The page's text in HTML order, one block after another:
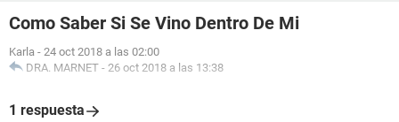
Como Saber Si Se Vino Dentro De Mi
Karla - 24 oct 2018 a las 02:00
DRA. MARNET - 26 oct 2018 a las 13:38
1 respuesta